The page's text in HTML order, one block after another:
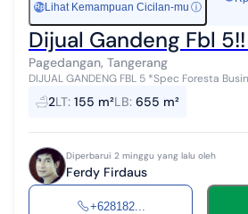
Rp Lihat Kemampuan Cicilan-mu ⓘ
Dijual Gandeng Fbl
Pagedangan, Tangerang
DIJUAL GANDENG FBL 5 *Spec Foresta
X 15.5 ) Lb 655 m, 5 lantai ( ada basement dan Rooftop ). ~ listrik
11.000 watt ...
2LT: 155 m²LB: 655 m²
Diperbarui 2 minggu yang lalu oleh
Ferdy Firdaus
+628182...